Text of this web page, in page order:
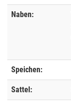
Naben:
Speichen:
Sattel: